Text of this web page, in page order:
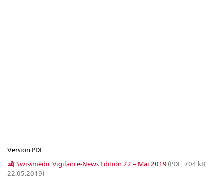
Version PDF
Swissmedic Vigilance-News Edition 22 – Mai 2019 (PDF, 704 kB,
22.05.2019)